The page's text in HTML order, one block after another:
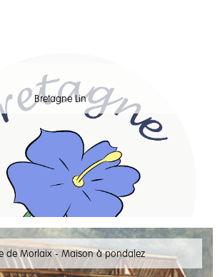
Bretagne Lin
de Morlaix - Maison à pondalez